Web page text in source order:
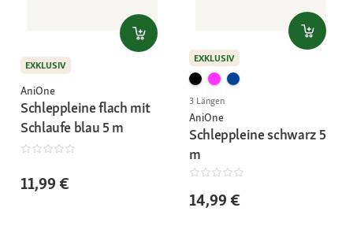
EXKLUSIV
AniOne
Schleppleine flach mit
Schlaufe blau 5 m
11,99 €
EXKLUSIV
3 Längen
AniOne
Schleppleine schwarz 5
m
14,99 €